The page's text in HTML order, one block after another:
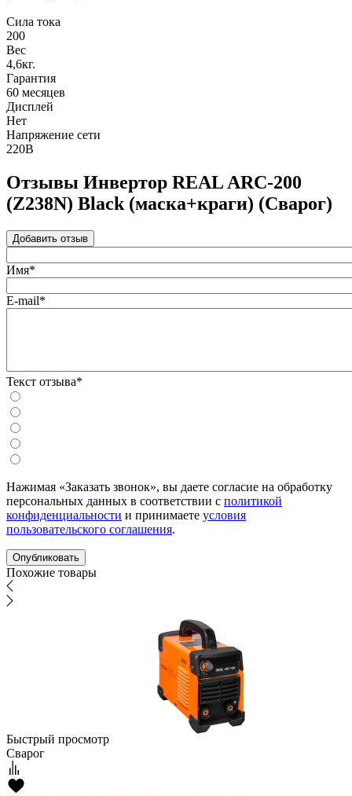
Сила тока
200
Вес
4,6кг.
Гарантия
60 месяцев
Дисплей
Нет
Напряжение сети
220В
Отзывы Инвертор REAL ARC-200
(Z238N) Black (маска+краги) (Сварог)
Добавить отзыв
Имя*
E-mail*
Текст отзыва*
Нажимая «Заказать звонок», вы даете согласие на обработку
персональных данных в соответствии с политикой
конфиденциальности и принимаете условия
пользовательского соглашения.
Похожие товары
Быстрый просмотр
Сварог